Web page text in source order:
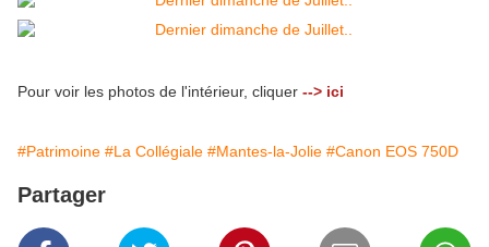
Pour voir les photos de l'intérieur, cliquer --> ici
#Patrimoine #La Collégiale #Mantes-la-Jolie #Canon EOS 750D
Partager